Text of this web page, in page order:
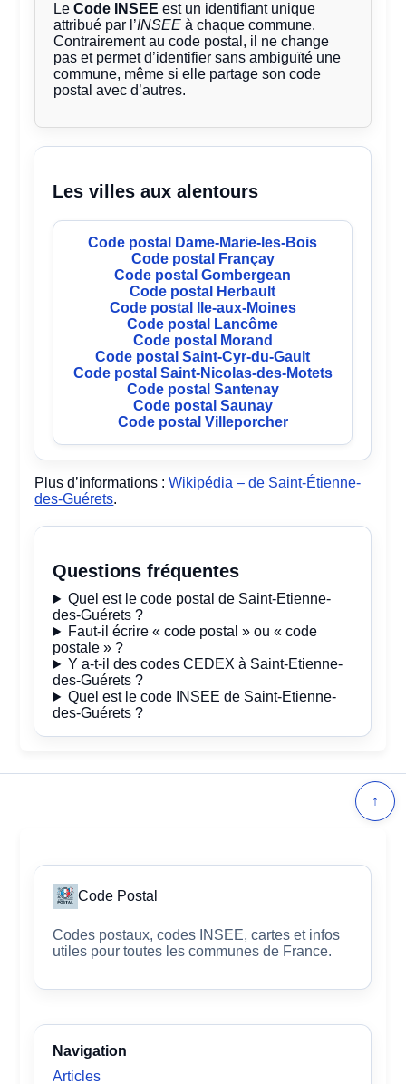
LeCode INSEE est un identifiant unique
attribué par l’INSEE à chaque commune.
Contrairement au code postal, il ne change
pas et permet d’identifier sans ambiguïté une
commune, même si elle partage son code
postal avec d’autres.
Les villes aux alentours
Code postal Dame-Marie-les-Bois
Code postal Françay
Code postal Gombergean
Code postal Herbault
Code postal Ile-aux-Moines
Code postal Lancôme
Code postal Morand
Code postal Saint-Cyr-du-Gault
Code postal Saint-Nicolas-des-Motets
Code postal Santenay
Code postal Saunay
Code postal Villeporcher
Plus d’informations :Wikipédia – de Saint-Étienne-
des-Guérets.
Questions fréquentes
Quel est le code postal de Saint-Etienne-
des-Guérets ?
Faut-il écrire « code postal » ou « code
postale » ?
Y a-t-il des codes CEDEX à Saint-Etienne-
des-Guérets ?
Quel est le code INSEE de Saint-Etienne-
des-Guérets ?
↑
Code Postal
Codes postaux, codes INSEE, cartes et infos
utiles pour toutes les communes de France.
Navigation
Articles